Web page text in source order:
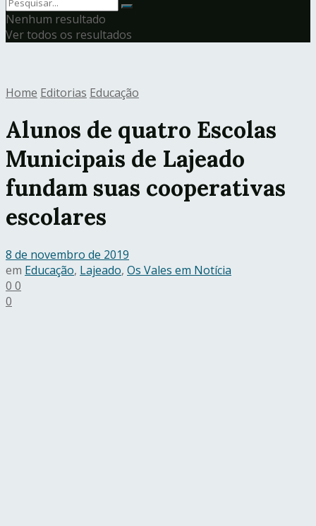
Nenhum resultado
Ver todos os resultados
Home Editorias Educação
Alunos de quatro Escolas
Municipais de Lajeado
fundam suas cooperativas
escolares
8 de novembro de 2019
em Educação, Lajeado, Os Vales em Notícia
0 0
0